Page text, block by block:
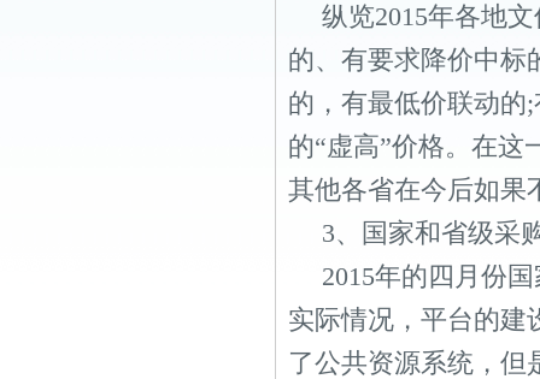
纵览2015年各地
的、有要求降价中标
的，有最低价联动的
的“虚高”价格。在这
其他各省在今后如果
3、国家和省级采
2015年的四月份
实际情况，平台的建
了公共资源系统，但